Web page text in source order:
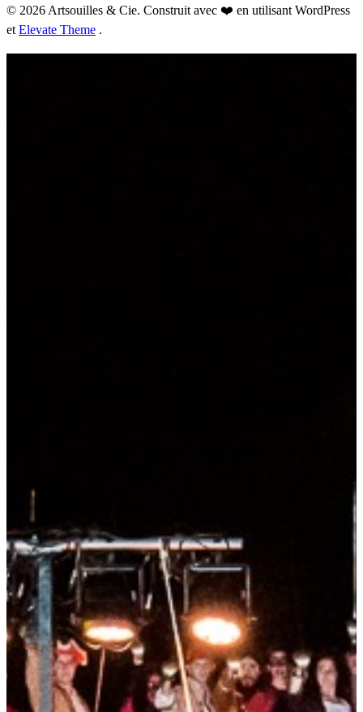
© 2026 Artsouilles & Cie. Construit avec ❤️ en utilisant WordPress
et Elevate Theme .